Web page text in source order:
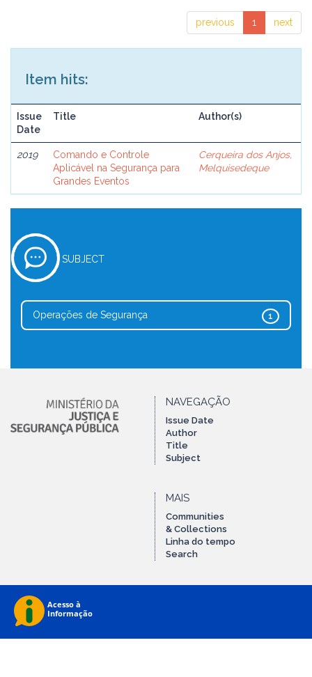
previous 1 next
Item hits:
Issue
Date
Title Author(s)
2019
Comando e Controle
Aplicável na Segurança para
Grandes Eventos
Cerqueira dos Anjos,
Melquisedeque
SUBJECT
1
Operações de Segurança
NAVEGAÇÃO
Issue Date
Author
Title
Subject
MAIS
Communities
& Collections
Linha do tempo
Search